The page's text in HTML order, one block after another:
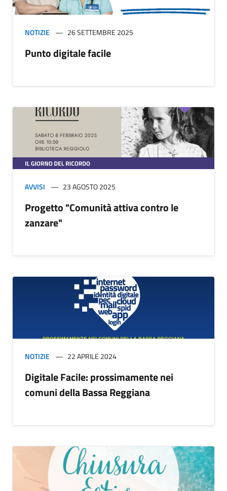
NOTIZIE 26 SETTEMBRE 2025
Punto digitale facile
AVVISI 23 AGOSTO 2025
Progetto "Comunità attiva contro le
zanzare"
NOTIZIE 22 APRILE 2024
Digitale Facile: prossimamente nei
comuni della Bassa Reggiana